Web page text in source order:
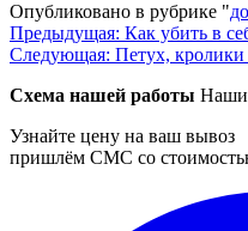
Опубликовано в рубрике "
Навигация
по
записям
Предыдущая: Как убить в
Следующая: Петух, кролики
Схема нашей работы Наши
Узнайте цену на ваш вывоз
пришлём СМС со